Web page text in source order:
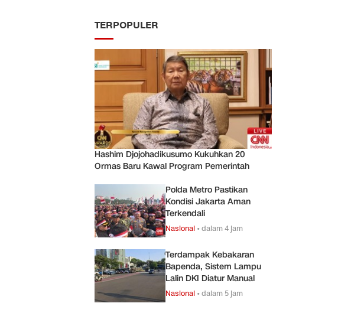
TERPOPULER
Hashim Djojohadikusumo Kukuhkan 20
Ormas Baru Kawal Program Pemerintah
Polda Metro Pastikan
Kondisi Jakarta Aman
Terkendali
Nasional •dalam 4 jam
Terdampak Kebakaran
Bapenda, Sistem Lampu
Lalin DKI Diatur Manual
Nasional •dalam 5 jam